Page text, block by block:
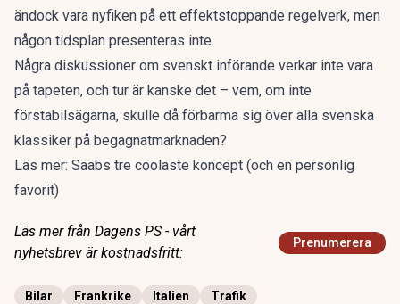
ändock vara nyfiken på ett effektstoppande regelverk, men
någon tidsplan presenteras inte.
Några diskussioner om svenskt införande verkar inte vara
på tapeten, och tur är kanske det – vem, om inte
förstabilsägarna, skulle då förbarma sig över alla svenska
klassiker på begagnatmarknaden?
Läs mer: Saabs tre coolaste koncept (och en personlig
favorit)
Läs mer från Dagens PS - vårt
nyhetsbrev är kostnadsfritt:
Prenumerera
Bilar Frankrike Italien Trafik